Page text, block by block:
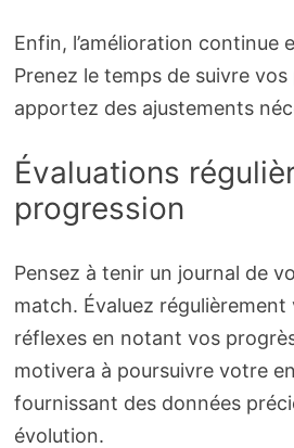
Enfin, l’amélioration continue
Prenez le temps de suivre
apportez des ajustements
Évaluations
progression
Pensez à tenir un journal de
match. Évaluez
réflexes en notant vos
motivera à poursuivre votre
fournissant des données
évolution.